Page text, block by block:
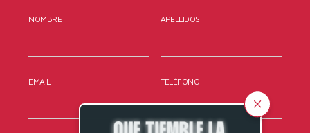
NOMBRE APELLIDOS
EMAIL TELÉFONO